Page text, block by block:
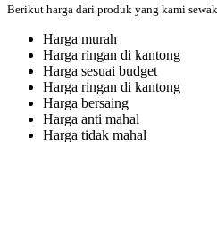
Berikut harga dari produk yang kami
Harga murah
Harga ringan di kantong
Harga sesuai budget
Harga ringan di kantong
Harga bersaing
Harga anti mahal
Harga tidak mahal